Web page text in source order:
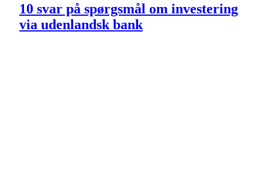
10 svar på spørgsmål om investering
via udenlandsk bank